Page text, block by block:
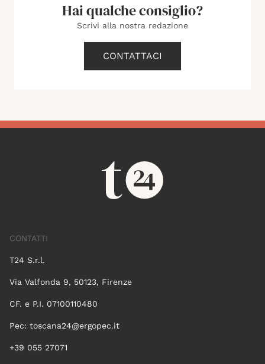
Hai qualche consiglio?
Scrivi alla nostra redazione
CONTATTACI
CONTATTI
T24 S.r.l.
Via Valfonda 9, 50123, Firenze
CF. e P.I. 07100110480
Pec: toscana24@ergopec.it
+39 055 27071